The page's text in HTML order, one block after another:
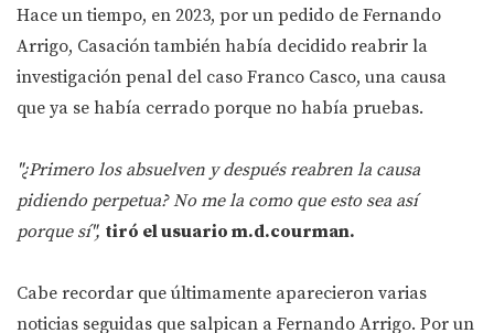
Hace un tiempo, en 2023, por un pedido de Fernando
Arrigo, Casación también había decidido reabrir la
investigación penal del caso Franco Casco, una causa
que ya se había cerrado porque no había pruebas.
"¿Primero los absuelven y después reabren la causa
pidiendo perpetua? No me la como que esto sea así
porque sí", tiró el usuario m.d.courman.
Cabe recordar que últimamente aparecieron varias
noticias seguidas que salpican a Fernando Arrigo. Por un